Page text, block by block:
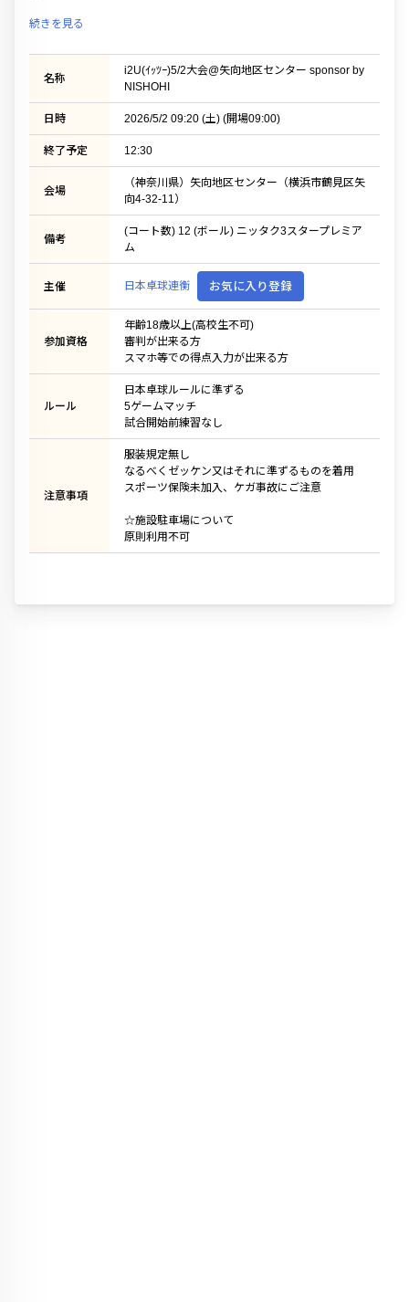
続きを見る
名称
i2U(ｲｯﾂｰ)5/2大会@矢向地区センター sponsor by
NISHOHI
日時 2026/5/2 09:20 (土) (開場09:00)
終了予定 12:30
会場
（神奈川県）矢向地区センター（横浜市鶴見区矢
向4-32-11）
備考
(コート数) 12 (ボール) ニッタク3スタープレミア
ム
主催 日本卓球連衡 お気に入り登録
参加資格
年齢18歳以上(高校生不可)
審判が出来る方
スマホ等での得点入力が出来る方
ルール
日本卓球ルールに準ずる
5ゲームマッチ
試合開始前練習なし
注意事項
服装規定無し
なるべくゼッケン又はそれに準ずるものを着用
スポーツ保険未加入、ケガ事故にご注意
☆施設駐車場について
原則利用不可